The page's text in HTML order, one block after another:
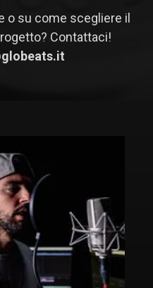
o su come scegliere il